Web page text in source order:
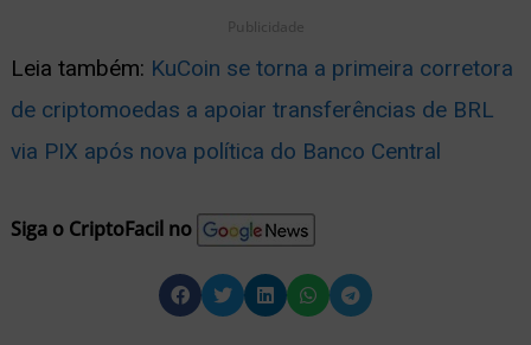
Publicidade
Leia também: KuCoin se torna a primeira corretora
de criptomoedas a apoiar transferências de BRL
via PIX após nova política do Banco Central
Siga o CriptoFacil no